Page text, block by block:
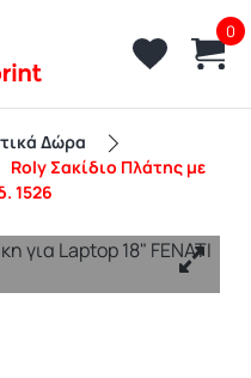
0
Δώρα
Roly Σακίδιο Πλάτης με
1526